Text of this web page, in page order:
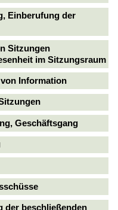
Einberufung der
Sitzungen
im Sitzungsraum
Information
Geschäftsgang
der beschließenden